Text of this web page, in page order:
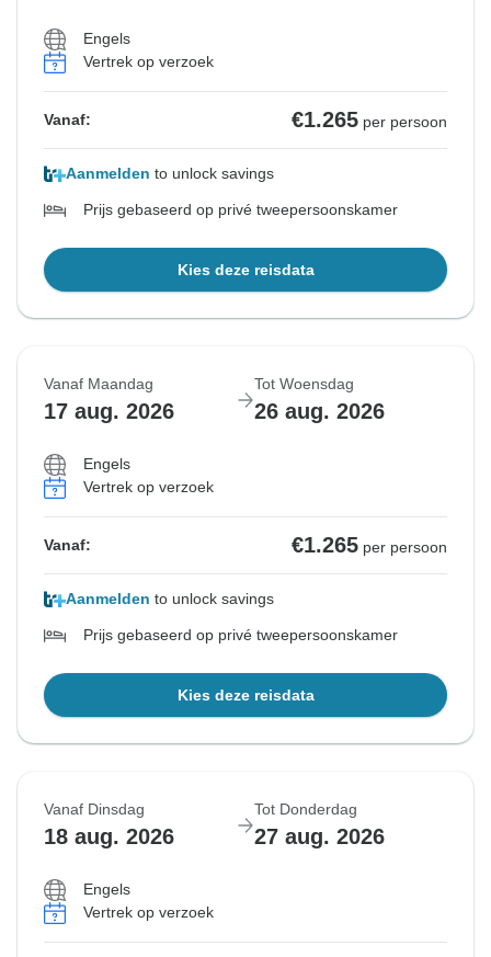
Engels
Vertrek op verzoek
Vanaf: €1.265 per persoon
Aanmelden to unlock savings
Prijs gebaseerd op privé tweepersoonskamer
Kies deze reisdata
Vanaf Maandag
17 aug. 2026
Tot Woensdag
26 aug. 2026
Engels
Vertrek op verzoek
Vanaf: €1.265 per persoon
Aanmelden to unlock savings
Prijs gebaseerd op privé tweepersoonskamer
Kies deze reisdata
Vanaf Dinsdag
18 aug. 2026
Tot Donderdag
27 aug. 2026
Engels
Vertrek op verzoek